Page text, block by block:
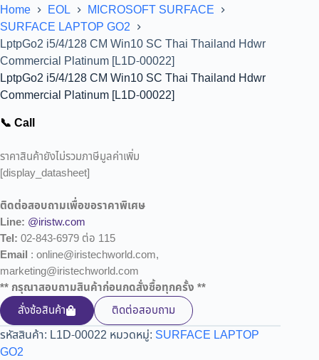
Home EOL
MICROSOFT SURFACE
SURFACE LAPTOP GO2
LptpGo2 i5/4/128 CM Win10 SC Thai Thailand Hdwr
Commercial Platinum [L1D-00022]
LptpGo2 i5/4/128 CM Win10 SC Thai Thailand Hdwr
Commercial Platinum [L1D-00022]
📞 Call
ราคาสินค้ายังไม่รวมภาษีมูลค่าเพิ่ม
[display_datasheet]
ติดต่อสอบถามเพื่อขอราคาพิเศษ
Line: @iristw.com
Tel: 02-843-6979 ต่อ 115
Email : online@iristechworld.com,
marketing@iristechworld.com
** กรุณาสอบถามสินค้าก่อนกดสั่งซื้อทุกครั้ง **
สั่งซ้อสินค้า
ติดต่อสอบถาม
รหัสสินค้า: L1D-00022 หมวดหมู่: SURFACE LAPTOP
GO2